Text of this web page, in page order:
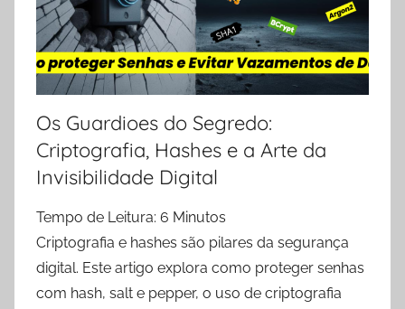
Os Guardioes do Segredo:
Criptografia, Hashes e a Arte da
Invisibilidade Digital
Tempo de Leitura: 6 Minutos
Criptografia e hashes são pilares da segurança
digital. Este artigo explora como proteger senhas
com hash, salt e pepper, o uso de criptografia